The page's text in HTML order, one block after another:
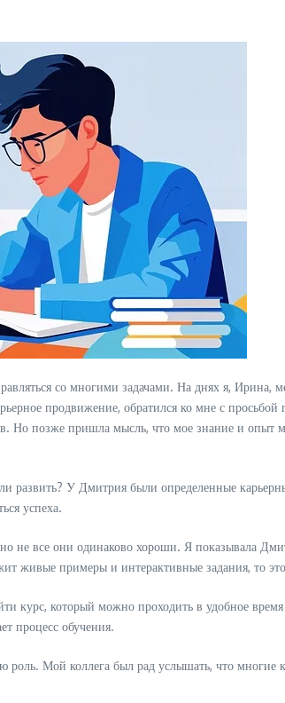
со многими задачами. На днях я,
продвижение, обратился ко мне с
Но позже пришла мысль, что мое знание и опыт
развить? У Дмитрия были определенные
успеха.
не все они одинаково хороши. Я показывала
живые примеры и интерактивные задания, то
курс, который можно проходить в удобное
процесс обучения.
Мой коллега был рад услышать, что